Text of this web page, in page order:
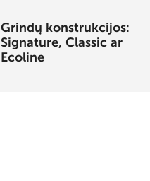
Grindų konstrukcijos:
Signature, Classic ar
Ecoline